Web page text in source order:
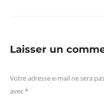
Laisser un
Votre adresse e-mail ne sera
avec*